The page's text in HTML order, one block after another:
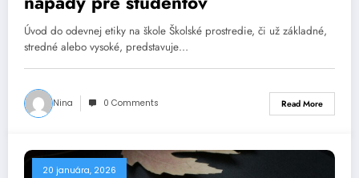
Úvod do odevnej etiky na škole Školské prostredie, či už základné,
stredné alebo vysoké, predstavuje…
Nina 0 Comments Read More
20 januára, 2026